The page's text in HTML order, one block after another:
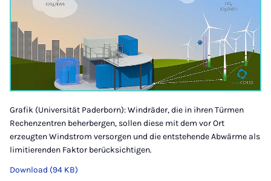
Grafik (Universität Paderborn): Windräder, die in ihren Türmen
Rechenzentren beherbergen, sollen diese mit dem vor Ort
erzeugten Windstrom versorgen und die entstehende Abwärme als
limitierenden Faktor berücksichtigen.
Download (94 KB)